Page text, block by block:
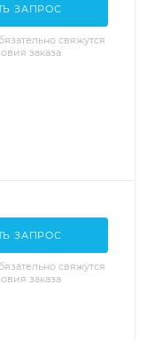
ЗАПРОС
свяжутся
заказа
ЗАПРОС
свяжутся
заказа